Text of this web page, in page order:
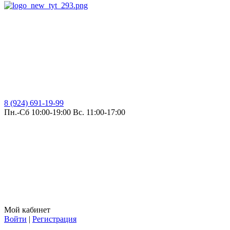
8 (924) 691-19-99
Пн.-Сб 10:00-19:00 Вс. 11:00-17:00
Мой кабинет
Войти | Регистрация